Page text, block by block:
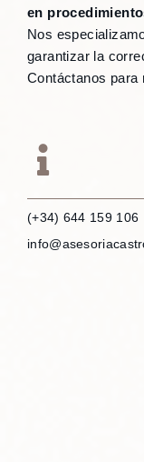
en
Nos
garantizar la
Contáctanos para
(+34) 644 159 106